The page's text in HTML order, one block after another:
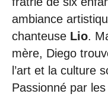
ambiance
chanteuse Lio.
mère, Diego
l’art et la culture
Passionné par